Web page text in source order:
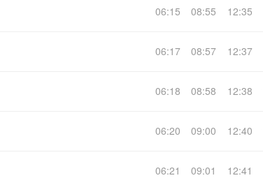
06:15 08:55 12:35
06:17 08:57 12:37
06:18 08:58 12:38
06:20 09:00 12:40
06:21 09:01 12:41